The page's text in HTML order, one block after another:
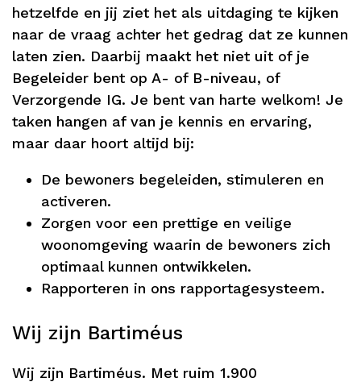
hetzelfde en jij ziet het als uitdaging te kijken
naar de vraag achter het gedrag dat ze kunnen
laten zien. Daarbij maakt het niet uit of je
Begeleider bent op A- of B-niveau, of
Verzorgende IG. Je bent van harte welkom! Je
taken hangen af van je kennis en ervaring,
maar daar hoort altijd bij:
De bewoners begeleiden, stimuleren en
activeren.
Zorgen voor een prettige en veilige
woonomgeving waarin de bewoners zich
optimaal kunnen ontwikkelen.
Rapporteren in ons rapportagesysteem.
Wij zijn Bartiméus
Wij zijn Bartiméus. Met ruim 1.900